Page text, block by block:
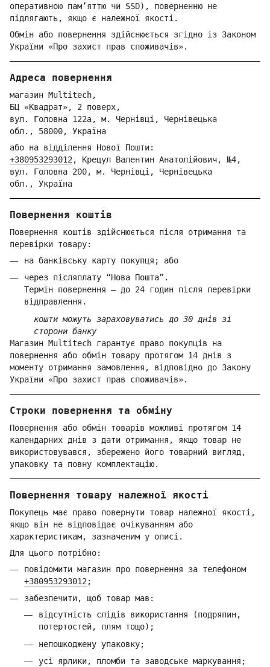
оперативною пам’яттю чи SSD), поверненню не
підлягають, якщо є належної якості.
Обмін або повернення здійснюється згідно із Законом
України «Про захист прав споживачів».
Адреса повернення
магазин Multitech,
БЦ «Квадрат», 2 поверх,
вул. Головна 122а, м. Чернівці, Чернівецька
обл., 58000, Україна
або на відділення Нової Пошти:
+380953293012 , Крецул Валентин Анатолійович, №4,
вул. Головна 200, м. Чернівці, Чернівецька
обл., Україна
Повернення коштів
Повернення коштів здійснюється після отримання та
перевірки товару:
на банківську карту покупця; або
через післяплату “Нова Пошта”.
Термін повернення — до 24 годин після перевірки
відправлення.
кошти можуть зараховуватись до 30 днів зі
сторони банку
Магазин Multitech гарантує право покупців на
повернення або обмін товару протягом 14 днів з
моменту отримання замовлення, відповідно до Закону
України «Про захист прав споживачів».
Строки повернення та обміну
Повернення або обмін товарів можливі протягом 14
календарних днів з дати отримання, якщо товар не
використовувався, збережено його товарний вигляд,
упаковку та повну комплектацію.
Повернення товару належної якості
Покупець має право повернути товар належної якості,
якщо він не відповідає очікуванням або
характеристикам, зазначеним у описі.
Для цього потрібно:
повідомити магазин про повернення за телефоном
+380953293012 ;
забезпечити, щоб товар мав:
відсутність слідів використання (подряпин,
потертостей, плям тощо);
непошкоджену упаковку;
усі ярлики, пломби та заводське маркування;